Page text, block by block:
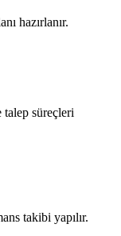
hazırlanır.
talep süreçleri
takibi yapılır.